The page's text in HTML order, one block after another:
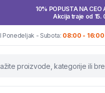
10% POPUSTA NA CEO
Akcija traje od 15.
Ponedeljak - Subota: 08:00 - 16:00